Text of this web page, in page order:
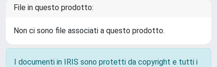
File in questo prodotto:
Non ci sono file associati a questo prodotto.
I documenti in IRIS sono protetti da copyright e tutti i